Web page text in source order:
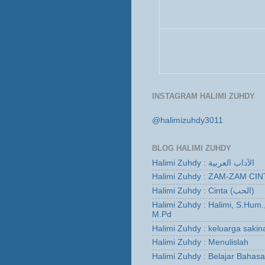
INSTAGRAM HALIMI ZUHDY
@halimizuhdy3011
BLOG HALIMI ZUHDY
Halimi Zuhdy : الآداب العربية
Halimi Zuhdy : ZAM-ZAM
Halimi Zuhdy : Cinta (الحب)
Halimi Zuhdy : Halimi, S.Hum.,
M.Pd
Halimi Zuhdy : keluarga
Halimi Zuhdy : Menulislah
Halimi Zuhdy : Belajar